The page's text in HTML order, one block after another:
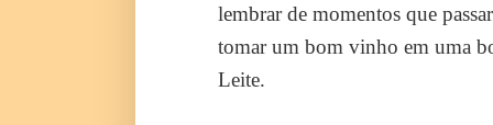
lembrar de momentos que
tomar um bom vinho em uma
Leite.